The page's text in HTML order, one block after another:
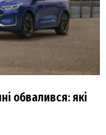
обвалився: які